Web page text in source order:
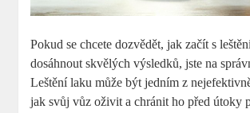
Pokud se chcete dozvědět, jak začít s
dosáhnout skvělých výsledků, jste na
Leštění laku může být jedním z
jak svůj vůz oživit a chránit ho před útoky